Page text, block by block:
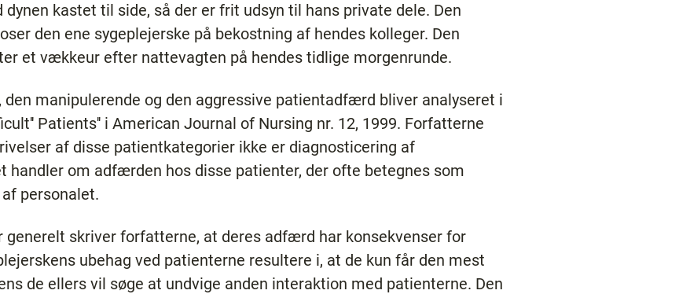
kastet til side, så der er frit udsyn til hans private dele. Den
den ene sygeplejerske på bekostning af hendes kolleger. Den
et vækkeur efter nattevagten på hendes tidlige morgenrunde.
den manipulerende og den aggressive patientadfærd bliver analyseret i
Patients'' i American Journal of Nursing nr. 12, 1999. Forfatterne
af disse patientkategorier ikke er diagnosticering af
handler om adfærden hos disse patienter, der ofte betegnes som
personalet.
skriver forfatterne, at deres adfærd har konsekvenser for
ubehag ved patienterne resultere i, at de kun får den mest
de ellers vil søge at undvige anden interaktion med patienterne. Den